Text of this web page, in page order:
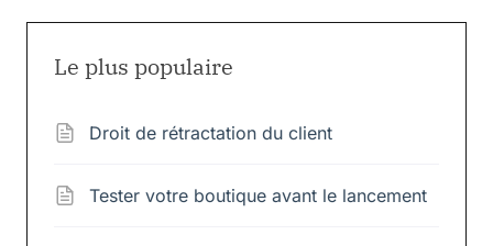
Le plus populaire
Droit de rétractation du client
Tester votre boutique avant le lancement